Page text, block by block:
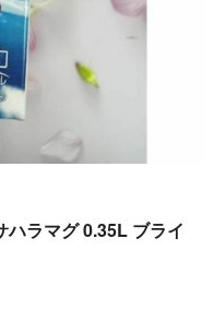
ラマグ 0.35L ブライ